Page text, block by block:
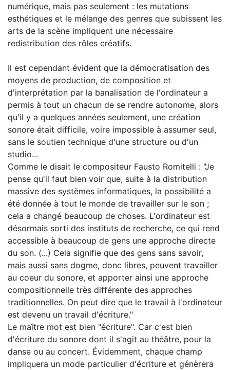
numérique, mais pas seulement : les mutations
esthétiques et le mélange des genres que subissent les
arts de la scène impliquent une nécessaire
redistribution des rôles créatifs.
Il est cependant évident que la démocratisation des
moyens de production, de composition et
d'interprétation par la banalisation de l'ordinateur a
permis à tout un chacun de se rendre autonome, alors
qu'il y a quelques années seulement, une création
sonore était difficile, voire impossible à assumer seul,
sans le soutien technique d'une structure ou d'un
studio...
Comme le disait le compositeur Fausto Romitelli : "Je
pense qu'il faut bien voir que, suite à la distribution
massive des systèmes informatiques, la possibilité a
été donnée à tout le monde de travailler sur le son ;
cela a changé beaucoup de choses. L'ordinateur est
désormais sorti des instituts de recherche, ce qui rend
accessible à beaucoup de gens une approche directe
du son. (...) Cela signifie que des gens sans savoir,
mais aussi sans dogme, donc libres, peuvent travailler
au coeur du sonore, et apporter ainsi une approche
compositionnelle très différente des approches
traditionnelles. On peut dire que le travail à l'ordinateur
est devenu un travail d'écriture."
Le maître mot est bien "écriture". Car c'est bien
d'écriture du sonore dont il s'agit au théâtre, pour la
danse ou au concert. Évidemment, chaque champ
impliquera un mode particulier d'écriture et génèrera